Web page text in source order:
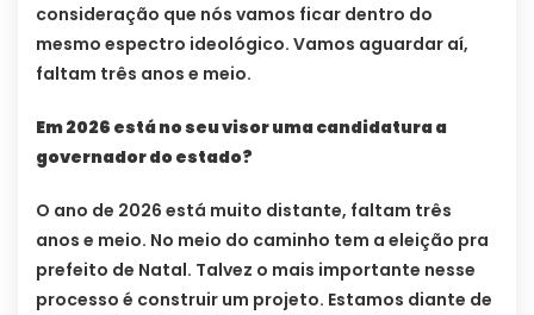
consideração que nós vamos ficar dentro do
mesmo espectro ideológico. Vamos aguardar aí,
faltam três anos e meio.
Em 2026 está no seu visor uma candidatura a
governador do estado?
O ano de 2026 está muito distante, faltam três
anos e meio. No meio do caminho tem a eleição pra
prefeito de Natal. Talvez o mais importante nesse
processo é construir um projeto. Estamos diante de